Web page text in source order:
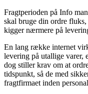
Fragtperioden på Info
skal bruge din ordre
kigger nærmere på
En lang række internet
levering på utallige varer,
dog stiller krav om at
tidspunkt, så de med
fragtfirmaet inden